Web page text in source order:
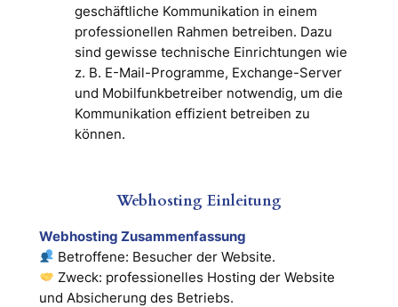
geschäftliche Kommunikation in einem
professionellen Rahmen betreiben. Dazu
sind gewisse technische Einrichtungen wie
z. B. E-Mail-Programme, Exchange-Server
und Mobilfunkbetreiber notwendig, um die
Kommunikation effizient betreiben zu
können.
Webhosting Einleitung
Webhosting Zusammenfassung
Betroffene: Besucher der Website.
Zweck: professionelles Hosting der Website
und Absicherung des Betriebs.